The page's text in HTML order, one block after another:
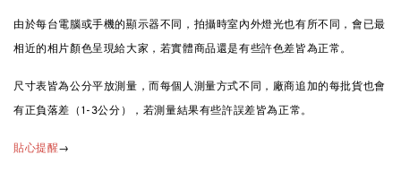
由於每台電腦或手機的顯示器不同，拍攝時室內外燈光也有所不同，會已最
相近的相片顏色呈現給大家，若實體商品還是有些許色差皆為正常。
尺寸表皆為公分平放測量，而每個人測量方式不同，廠商追加的每批貨也會
有正負落差（1-3公分），若測量結果有些許誤差皆為正常。
貼心提醒→